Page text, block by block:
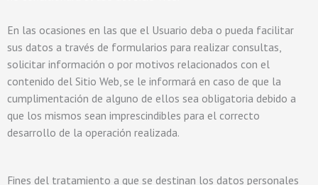
En las ocasiones en las que el Usuario deba o pueda facilitar
sus datos a través de formularios para realizar consultas,
solicitar información o por motivos relacionados con el
contenido del Sitio Web, se le informará en caso de que la
cumplimentación de alguno de ellos sea obligatoria debido a
que los mismos sean imprescindibles para el correcto
desarrollo de la operación realizada.
Fines del tratamiento a que se destinan los datos personales